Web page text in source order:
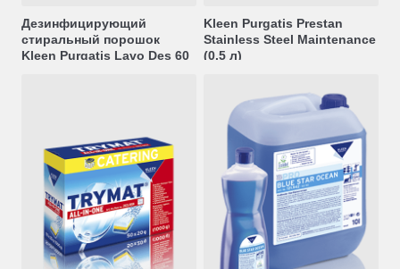
Дезинфицирующий
стиральный порошок
Kleen Purgatis Lavo Des 60
Kleen Purgatis Prestan
Stainless Steel Maintenance
(0.5 л)